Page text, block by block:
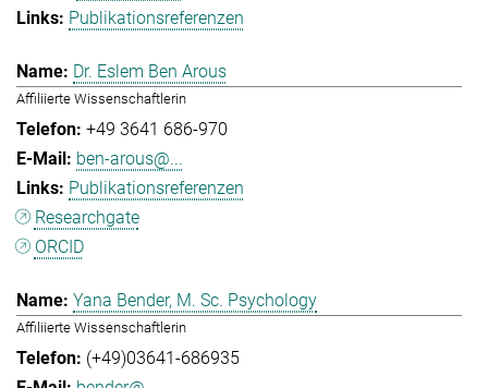
Publikationsreferenzen
Dr. Eslem Ben Arous
Affiliierte Wissenschaftlerin
+49 3641 686-970
ben-arous@...
Publikationsreferenzen
Researchgate
ORCID
Yana Bender, M. Sc. Psychology
Affiliierte Wissenschaftlerin
(+49)03641-686935